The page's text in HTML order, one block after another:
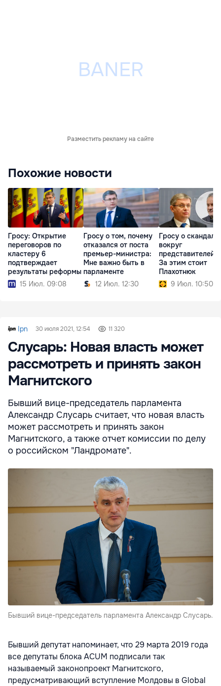
Разместить рекламу на сайте
Похожие новости
Гросу: Открытие
переговоров по
кластеру 6
подтверждает
результаты реформы
15 Июл. 09:08
Гросу о том, почему
отказался от поста
премьер-министра:
Мне важно быть в
парламенте
12 Июл. 12:30
Гросу о
вокруг
представителей
За этим стоит
Плахотнюк
9 Июл. 10:50
Ipn 30 июля 2021, 12:54 11 320
Слусарь: Новая власть может
рассмотреть и принять закон
Магнитского
Бывший вице-председатель парламента
Александр Слусарь считает, что новая власть
может рассмотреть и принять закон
Магнитского, а также отчет комиссии по делу
о российском "Ландромате".
Бывший вице-председатель парламента Александр Слусарь.
Бывший депутат напоминает, что 29 марта 2019 года
все депутаты блока ACUM подписали так
называемый законопроект Магнитского,
предусматривающий вступление Молдовы в Global